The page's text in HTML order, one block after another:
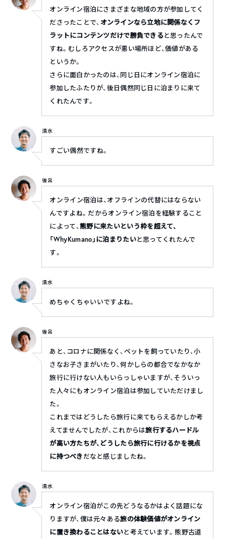
オンライン宿泊にさまざまな地域の方が参加してく
ださったことで、 オンラインなら立地に関係なくフ
ラットにコンテンツだけで勝負できると思ったんで
すね。むしろアクセスが悪い場所ほど、価値がある
というか。
さらに面白かったのは、同じ日にオンライン宿泊に
参加したふたりが、後日偶然同じ日に泊まりに来て
くれたんです。
清水
すごい偶然ですね。
後呂
オンライン宿泊は、オフラインの代替にはならない
んですよね。だからオンライン宿泊を経験すること
によって、熊野に来たいという枠を超えて、
「WhyKumano」に泊まりたいと思ってくれたんで
す。
清水
めちゃくちゃいいですよね。
後呂
あと、コロナに関係なく、ペットを飼っていたり、小
さなお子さまがいたり、何かしらの都合でなかなか
旅行に行けない人もいらっしゃいますが、そういっ
た人々にもオンライン宿泊は参加していただけまし
た。
これまではどうしたら旅行に来てもらえるかしか考
えてませんでしたが、これからは旅行するハードル
が高い方たちが、どうしたら旅行に行けるかを視点
に持つべきだなと感じましたね。
清水
オンライン宿泊がこの先どうなるかはよく話題にな
りますが、僕は元々ある旅の体験価値がオンライン
に置き換わることはないと考えています。熊野古道